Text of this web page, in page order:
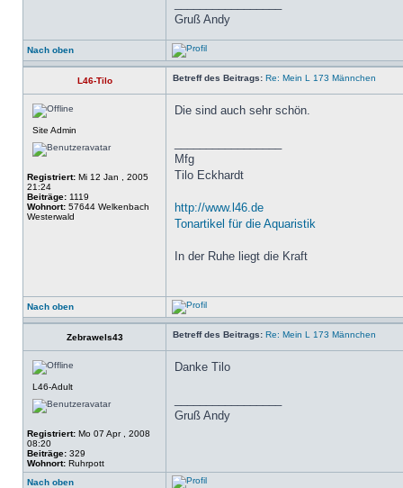
Gruß Andy
Nach oben
L46-Tilo Betreff des Beitrags: Re: Mein L 173 Männchen
Site Admin
Registriert: Mi 12 Jan , 2005
21:24
Beiträge: 1119
Wohnort: 57644 Welkenbach
Westerwald
Die sind auch sehr schön.
Mfg
Tilo Eckhardt
http://www.l46.de
Tonartikel für die Aquaristik
In der Ruhe liegt die Kraft
Nach oben
Zebrawels43 Betreff des Beitrags: Re: Mein L 173 Männchen
L46-Adult
Registriert: Mo 07 Apr , 2008
08:20
Beiträge: 329
Wohnort: Ruhrpott
Danke Tilo
Gruß Andy
Nach oben